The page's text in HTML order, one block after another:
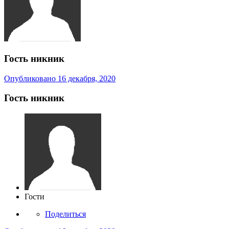
Гость никник
Опубликовано 16 декабря, 2020
Гость никник
Гости
Поделиться